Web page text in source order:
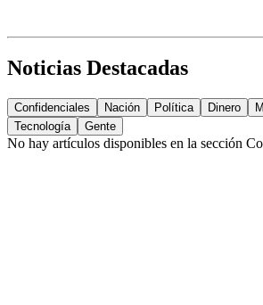
Noticias Destacadas
Confidenciales Nación Política Dinero
Tecnología
Gente
No hay artículos disponibles en la sección